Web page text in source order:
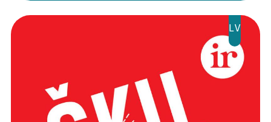
Mana programma
LV